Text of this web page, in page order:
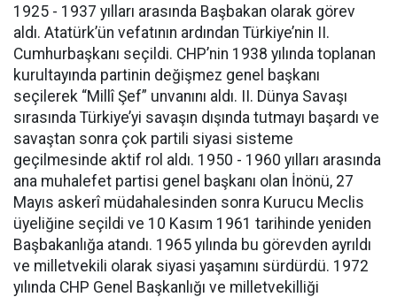
1925 - 1937 yılları arasında Başbakan olarak görev
aldı. Atatürk’ün vefatının ardından Türkiye’nin II.
Cumhurbaşkanı seçildi. CHP’nin 1938 yılında toplanan
kurultayında partinin değişmez genel başkanı
seçilerek “Millî Şef” unvanını aldı. II. Dünya Savaşı
sırasında Türkiye’yi savaşın dışında tutmayı başardı ve
savaştan sonra çok partili siyasi sisteme
geçilmesinde aktif rol aldı. 1950 - 1960 yılları arasında
ana muhalefet partisi genel başkanı olan İnönü, 27
Mayıs askerî müdahalesinden sonra Kurucu Meclis
üyeliğine seçildi ve 10 Kasım 1961 tarihinde yeniden
Başbakanlığa atandı. 1965 yılında bu görevden ayrıldı
ve milletvekili olarak siyasi yaşamını sürdürdü. 1972
yılında CHP Genel Başkanlığı ve milletvekilliği